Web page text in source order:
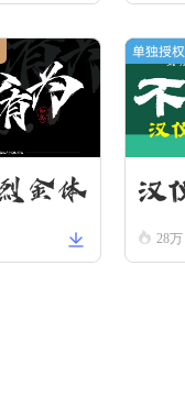
金体
单独授权
汉
隶28万